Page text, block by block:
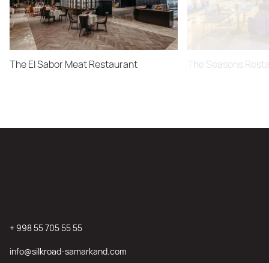
The El Sabor Meat Restaurant The Seasons
+ 998 55 705 55 55
info@silkroad-samarkand.com